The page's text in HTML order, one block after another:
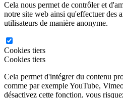
Cela nous permet de contrôler et
notre site web ainsi qu'effectuer des
utilisateurs de manière anonyme.
Cookies tiers
Cookies tiers
Cela permet d'intégrer du contenu
comme par exemple YouTube,
désactivez cette fonction, vous